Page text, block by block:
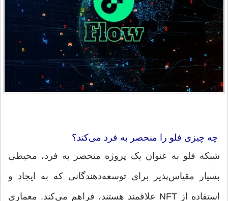
چه چیزی فلو را منحصر به فرد می‌کند؟
شبکه فلو به عنوان یک پروژه منحصر به فرد، محیطی
بسیار مقیاس‌پذیر برای توسعه‌دهندگانی که به ایجاد و
استفاده از NFT علاقمند هستند، فراهم می‌کند. معماری